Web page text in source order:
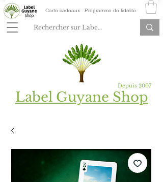
Carte cadeaux Programme de fidélité
Depuis 2007
Label Guyane Shop